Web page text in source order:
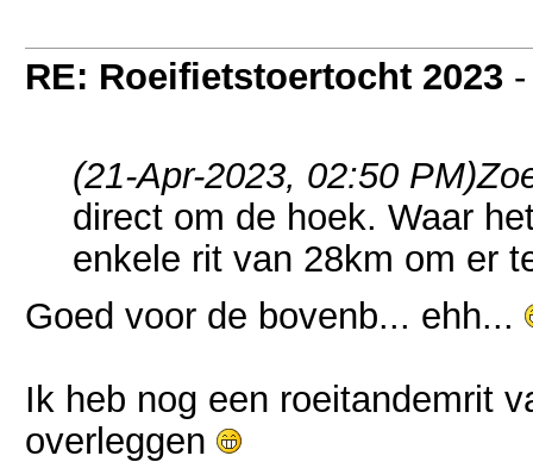
RE: Roeifietstoertocht 2023
(21-Apr-2023, 02:50 PM)
direct om de hoek. Waar
enkele rit van 28km om er
Goed voor de bovenb... ehh...
Ik heb nog een roeitandemrit
overleggen